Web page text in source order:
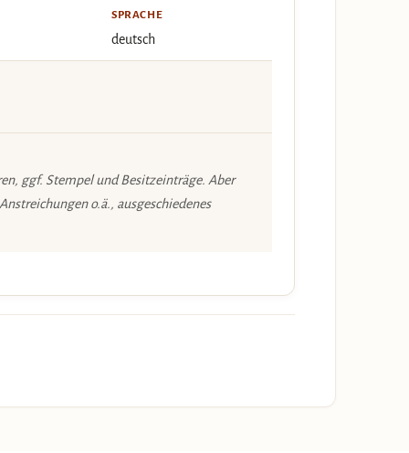
SPRACHE
deutsch
ggf. Stempel und Besitzeinträge. Aber
o.ä., ausgeschiedenes